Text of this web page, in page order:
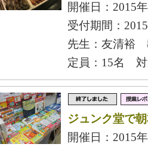
開催日：2015
受付期間：
先生：友清裕
定員：15名 対
ジュンク堂で
開催日：2015